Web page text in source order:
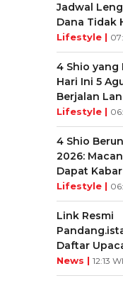
Jadwal
Dana Tidak
Lifestyle |
4 Shio yang
Hari Ini 5
Berjalan
Lifestyle |
4 Shio
2026:
Dapat
Lifestyle |
Link Resmi
Daftar
Istana
News | 12:13